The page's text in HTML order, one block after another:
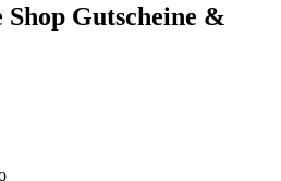
Gutscheine &